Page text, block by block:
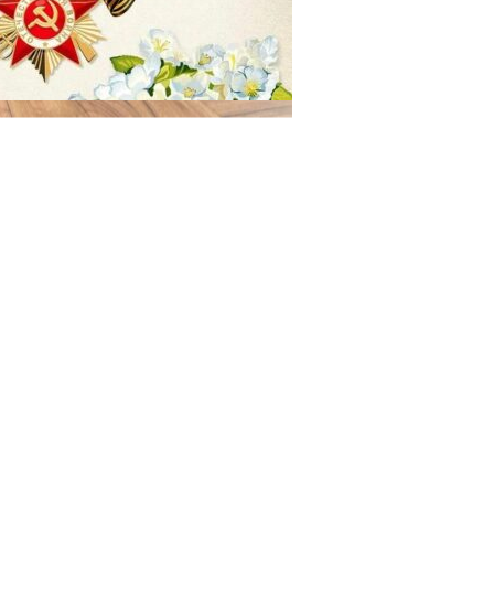
29.04.2025